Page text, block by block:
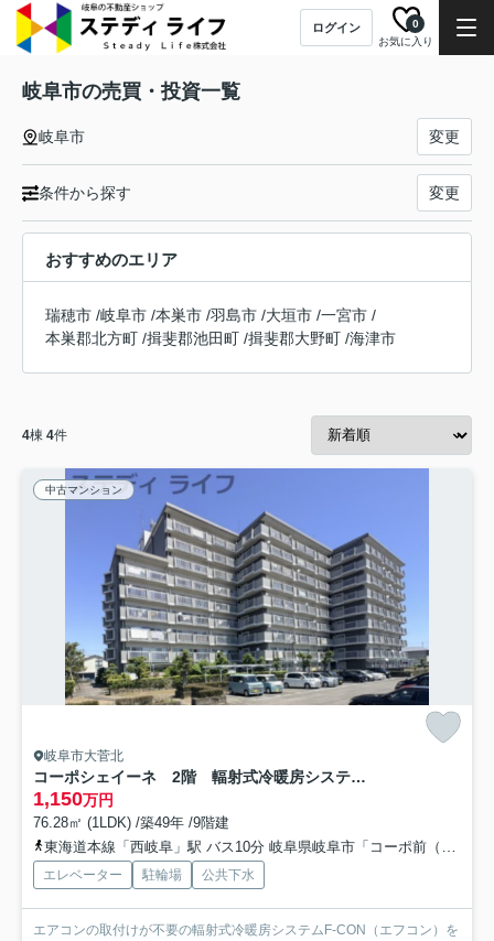
ログイン
お気に入り
0
岐阜市の売買・投資一覧
岐阜市 変更
条件から探す 変更
おすすめのエリア
瑞穂市 /岐阜市 /本巣市 /羽島市 /大垣市 /一宮市 /
本巣郡北方町 /揖斐郡池田町 /揖斐郡大野町 /海津市
4棟 4件
中古マンション
岐阜市大菅北
コーポシェイーネ 2階 輻射式冷暖房システムF-CON搭載
1,150万円
76.28㎡ (1LDK) /築49年 /9階建
東海道本線「西岐阜」駅 バス10分 岐阜県岐阜市「コーポ前（岐阜市）」 停歩2分
エレベーター 駐輪場 公共下水
エアコンの取付けが不要の輻射式冷暖房システムF-CON（エフコン）を